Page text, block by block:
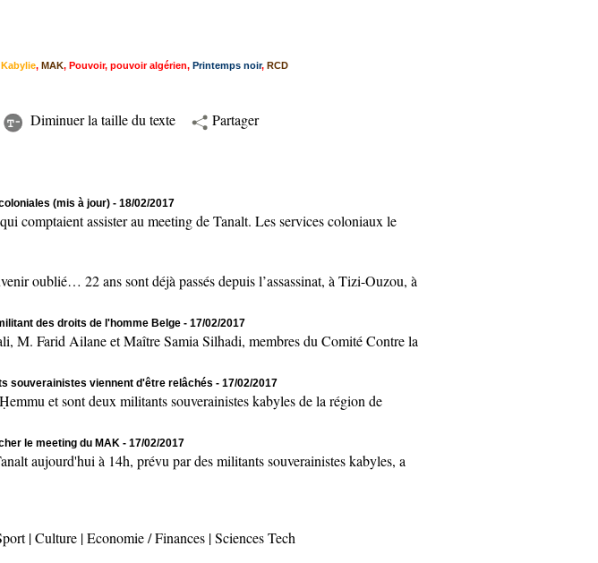
Kabylie, MAK, Pouvoir, pouvoir algérien, Printemps noir, RCD
Diminuer la taille du texte Partager
(mis à jour) - 18/02/2017
assister au meeting de Tanalt. Les services coloniaux le
oublié… 22 ans sont déjà passés depuis l’assassinat, à Tizi-Ouzou, à
des droits de l'homme Belge - 17/02/2017
Farid Ailane et Maître Samia Silhadi, membres du Comité Contre la
souverainistes viennent d'être relâchés - 17/02/2017
et sont deux militants souverainistes kabyles de la région de
le meeting du MAK - 17/02/2017
aujourd'hui à 14h, prévu par des militants souverainistes kabyles, a
|Culture |Economie / Finances |Sciences Tech